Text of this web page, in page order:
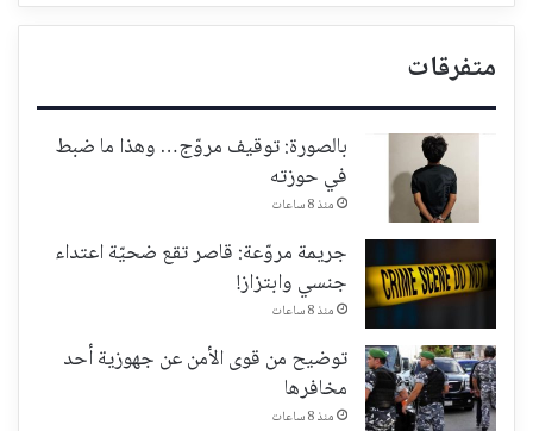
متفرقات
بالصورة: توقيف مروّج… وهذا ما ضبط
في حوزته
منذ 8 ساعات
جريمة مروّعة: قاصر تقع ضحيّة اعتداء
جنسي وابتزاز!
منذ 8 ساعات
توضيح من قوى الأمن عن جهوزية أحد
مخافرها
منذ 8 ساعات